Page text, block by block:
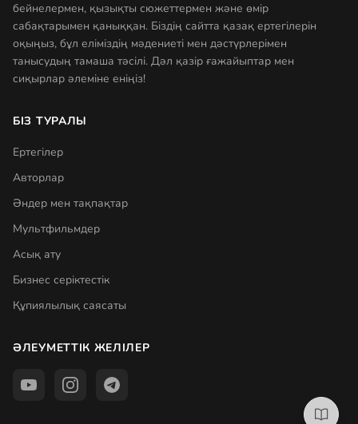
бейнелермен, қызықты сюжеттермен және өмір
сабақтарымен қаныққан. Біздің сайтта қазақ ертегілерін
оқыңыз, бұл еліміздің мәдениеті мен дәстүрлерімен
танысудың тамаша тәсілі. Дәл қазір ғажайыптар мен
сиқырлар әлеміне еніңіз!
БІЗ ТУРАЛЫ
Ертегілер
Авторлар
Әндер мен тақпақтар
Мультфильмдер
Асық ату
Бизнес серіктестік
Құпиялылық саясаты
ӘЛЕУМЕТТІК ЖЕЛІЛЕР